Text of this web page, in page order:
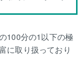
100分の1以下の極
に取り扱っており